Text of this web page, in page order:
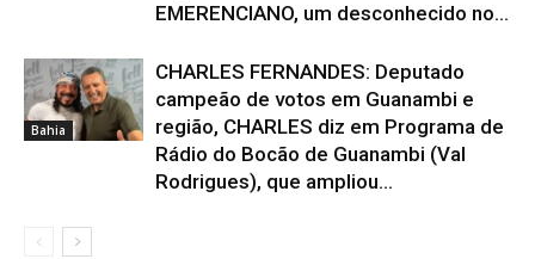
EMERENCIANO, um desconhecido no...
Bahia
CHARLES FERNANDES: Deputado
campeão de votos em Guanambi e
região, CHARLES diz em Programa de
Rádio do Bocão de Guanambi (Val
Rodrigues), que ampliou...